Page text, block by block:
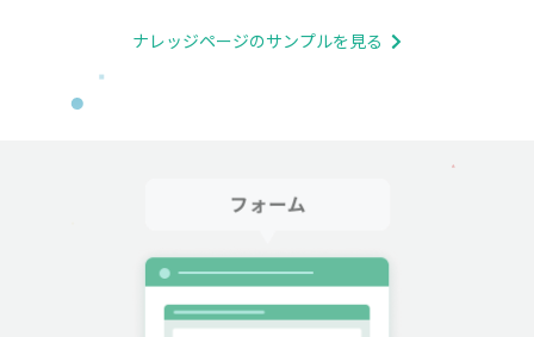
ナレッジページのサンプルを見る